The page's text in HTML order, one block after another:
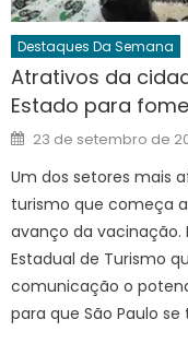
Destaques Da Semana
Atrativos da
Estado para
Posted
on
23 de setembro de
Um dos setores mais
turismo que começa
avanço da vacinação.
Estadual de Turismo
comunicação o
para que São Paulo